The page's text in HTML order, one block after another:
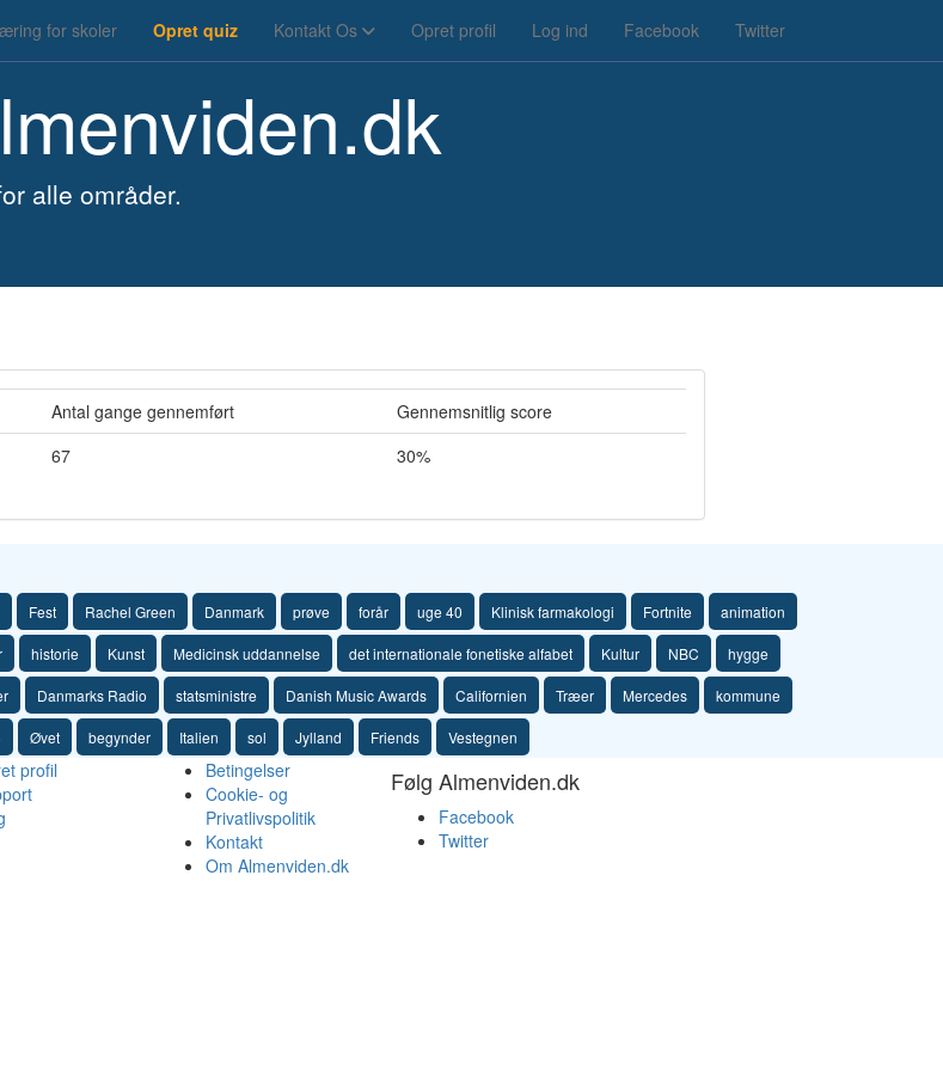
for skoler Opret quiz Kontakt Os Opret profil Log ind Facebook Twitter
alle områder.
Antal gange gennemført
Gennemsnitlig score
67 30%
Fest Rachel Green Danmark prøve forår uge 40 Klinisk farmakologi Fortnite animation
historie Kunst Medicinsk uddannelse det internationale fonetiske alfabet Kultur NBC hygge
Danmarks Radio statsministre Danish Music Awards Californien Træer Mercedes kommune
Øvet begynder Italien sol Jylland Friends Vestegnen
profil
Betingelser
Cookie- og
Privatlivspolitik
Kontakt
Om Almenviden.dk
Følg Almenviden.dk
Facebook
Twitter